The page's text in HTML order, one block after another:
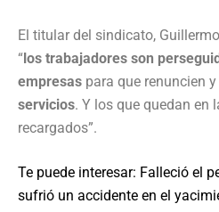
El titular del sindicato,
“los trabajadores son
empresas para que renuncien
servicios. Y los que quedan en
recargados”.
Te puede interesar: Falleció el
sufrió un accidente en el